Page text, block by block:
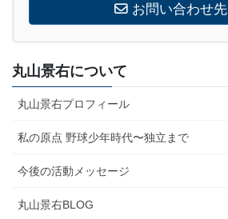
お問い合わせ先
丸山景右について
丸山景右プロフィール
私の原点 野球少年時代〜独立まで
今後の活動メッセージ
丸山景右BLOG